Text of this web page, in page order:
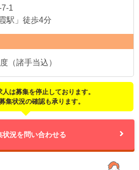
1
駅」徒歩4分
（諸手当込）
人は募集を停止しております。
集状況の確認も承ります。
状況を問い合わせる